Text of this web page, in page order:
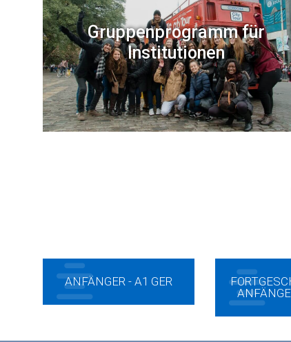
Gruppenprogramm für
Institutionen
ANFÄNGER - A1 GER